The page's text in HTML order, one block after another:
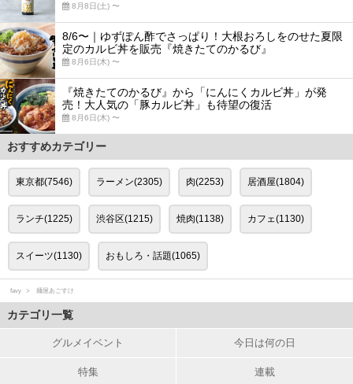
8月8日(土) 〜
8/6〜｜ゆずぽん酢でさっぱり！大根おろしをのせた夏限
定のカルビ丼を販売『焼きたてのかるび』
8月6日(木) 〜
『焼きたてのかるび』から「にんにくカルビ丼」が発
売！大人気の「豚カルビ丼」も待望の復活
8月6日(木) 〜
おすすめカテゴリー
東京都(7546) ラーメン(2305) 肉(2253) 居酒屋(1804)
ランチ(1225) 渋谷区(1215) 焼肉(1138) カフェ(1130)
スイーツ(1130) おもしろ・話題(1065)
favy 麺屋あごすけ
カテゴリ一覧
グルメイベント 今日は何の日
特集 連載